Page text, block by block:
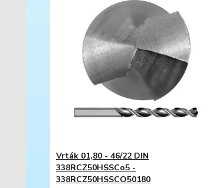
Vrták 01,80 - 46/22 DIN
338RCZ50HSSCo5 -
338RCZ50HSSCO50180